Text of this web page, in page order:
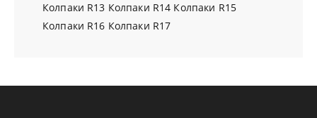
Колпаки R13 Колпаки R14 Колпаки R15
Колпаки R16 Колпаки R17